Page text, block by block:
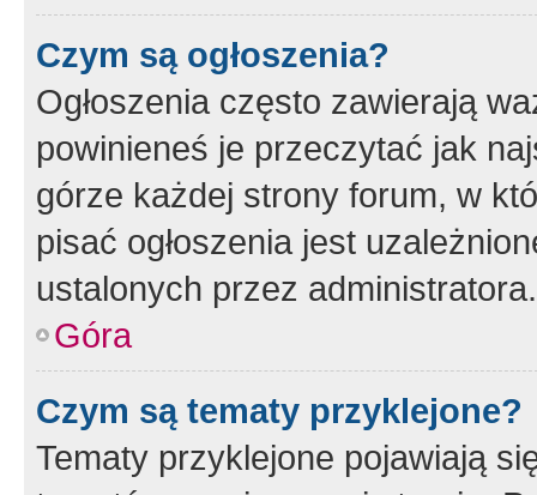
Czym są ogłoszenia?
Ogłoszenia często zawierają
powinieneś je przeczytać jak
górze każdej strony forum, w
pisać ogłoszenia jest
ustalonych przez administratora.
Góra
Czym są tematy przyklejone?
Tematy przyklejone pojawiają